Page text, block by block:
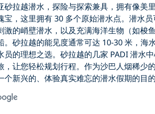
砂拉越潜水，探险与探索兼具，拥有像美
宝，这里拥有 30 多个原始潜水点。潜水
激的峭壁潜水，以及充满海洋生物（如梭
。砂拉越的能见度通常可达 10-30 米，海
员的理想之选。砂拉越的几家 PADI 潜水
，让您轻松规划行程。作为沙巴人烟稀少
个新兴的、体验真实难忘的潜水假期的目